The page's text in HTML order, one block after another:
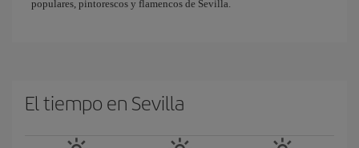
populares, pintorescos y flamencos de Sevilla.
El tiempo en Sevilla